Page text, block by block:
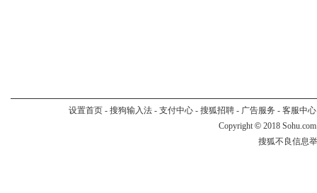
设置首页- 搜狗输入法- 支付中心- 搜狐招聘- 广告服务 - 客服中心
Copyright © 2018
搜狐不良信息